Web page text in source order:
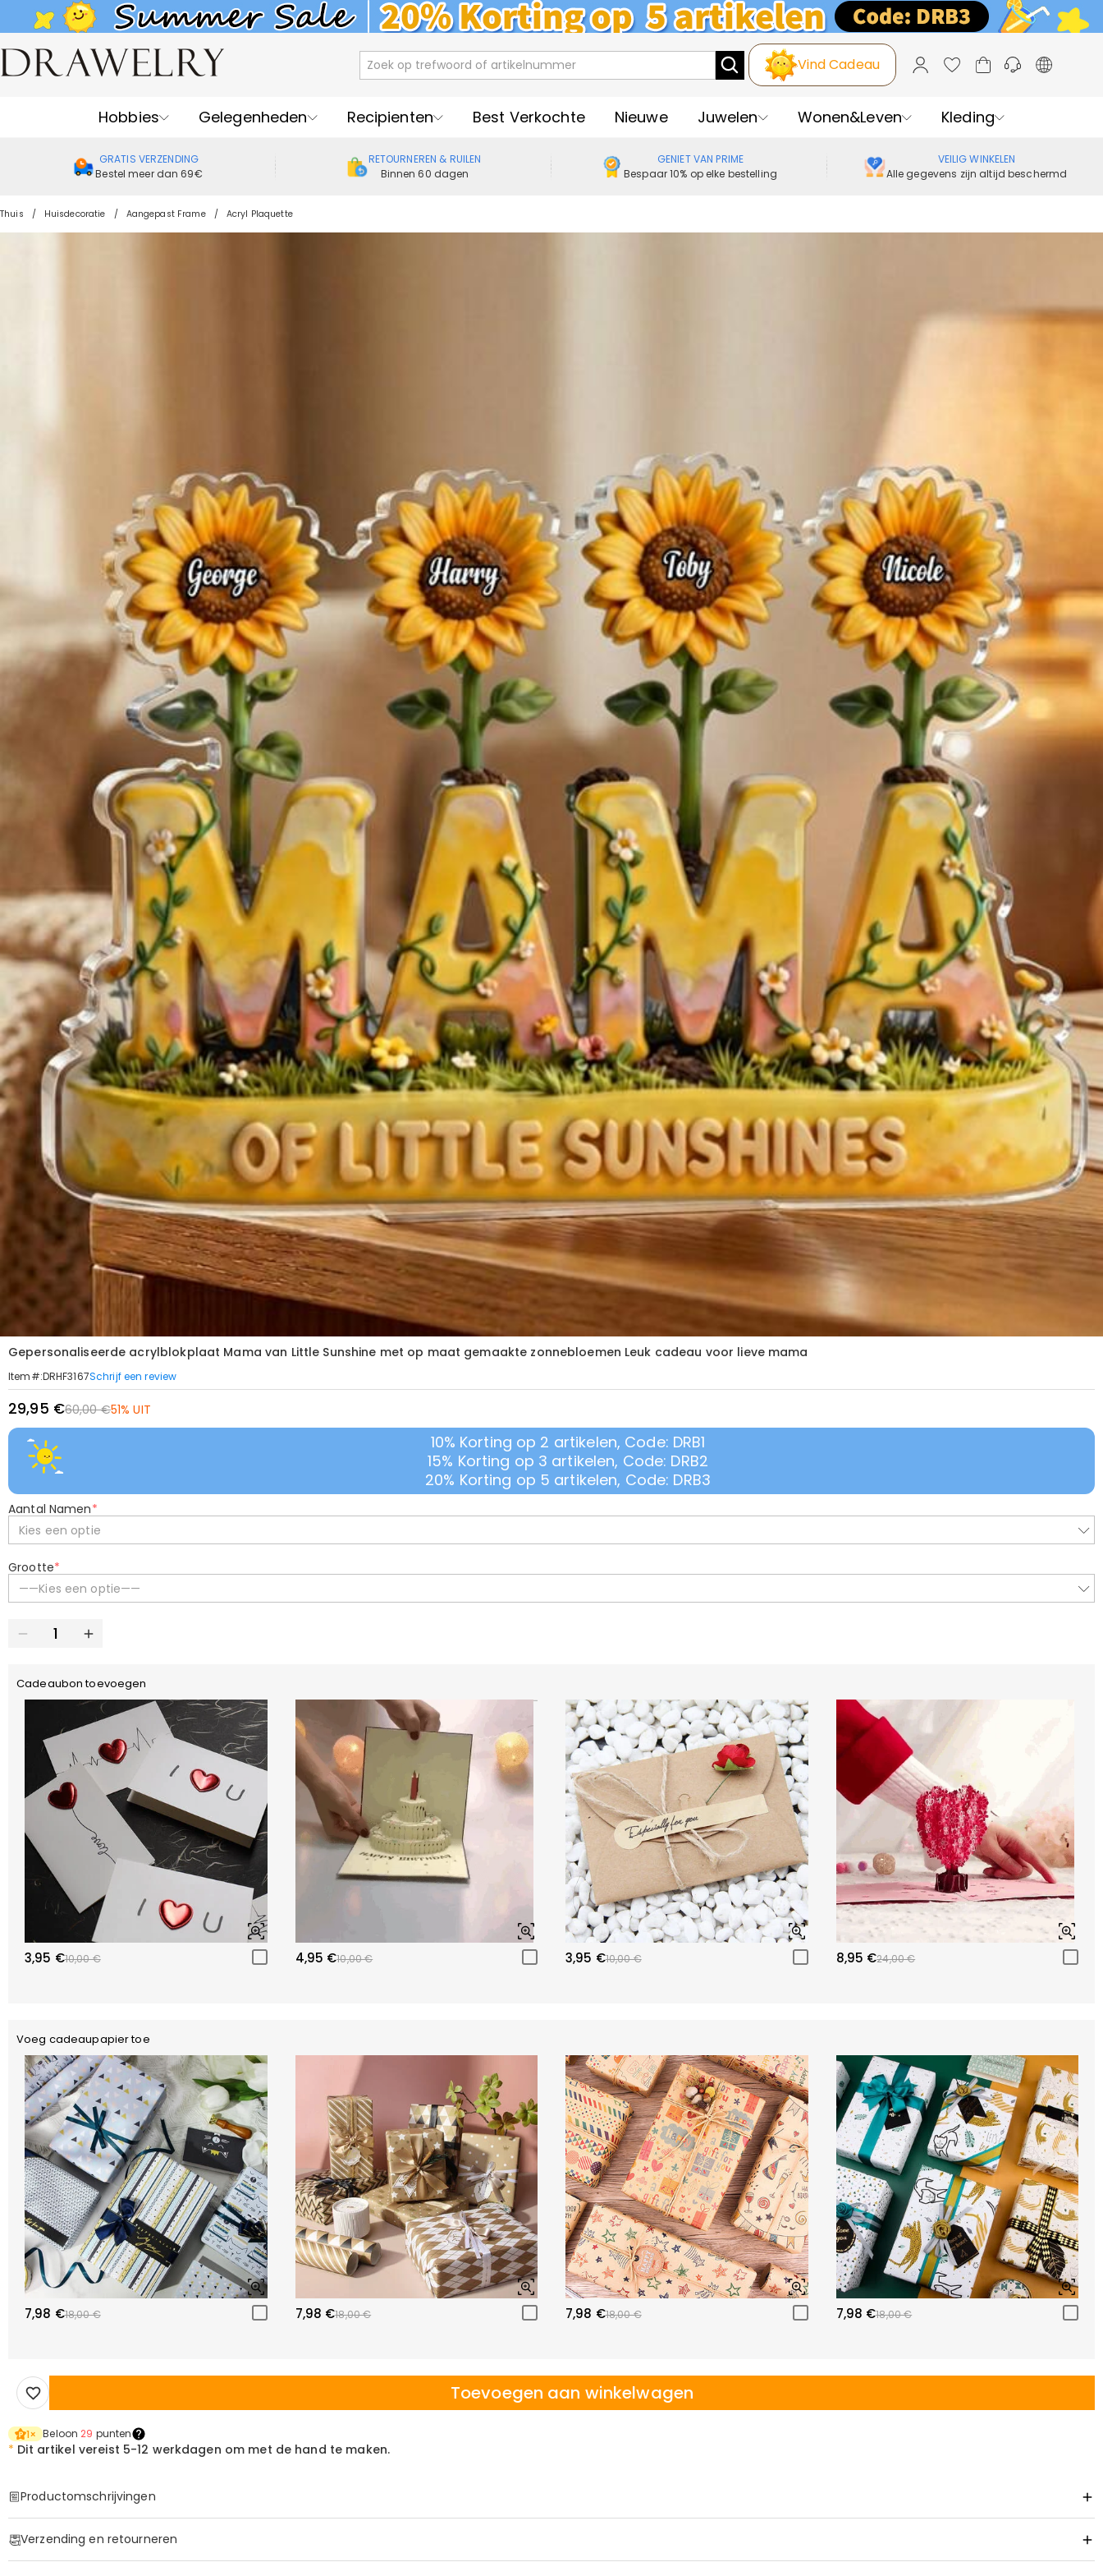
Vind Cadeau
Hobbies Gelegenheden Recipienten Best Verkochte Nieuwe Juwelen Wonen&Leven Kleding
GRATIS VERZENDING
Bestel meer dan 69€
RETOURNEREN & RUILEN
Binnen 60 dagen
GENIET VAN PRIME
Bespaar 10% op elke bestelling
VEILIG WINKELEN
Alle gegevens zijn altijd beschermd
Thuis Huisdecoratie Aangepast Frame Acryl Plaquette
Gepersonaliseerde acrylblokplaat Mama van Little Sunshine met op maat gemaakte zonnebloemen Leuk cadeau voor lieve mama
Item#:DRHF3167Schrijf een review
29,95 €60,00 €51% UIT
10% Korting op 2 artikelen, Code: DRB1
15% Korting op 3 artikelen, Code: DRB2
20% Korting op 5 artikelen, Code: DRB3
Aantal Namen*
Kies een optie
Grootte*
——Kies een optie——
Cadeaubon toevoegen
3,95 €10,00 € 4,95 €10,00 € 3,95 €10,00 € 8,95 €24,00 €
Voeg cadeaupapier toe
7,98 €18,00 € 7,98 €18,00 € 7,98 €18,00 € 7,98 €18,00 €
Toevoegen aan winkelwagen
1× Beloon 29 punten
* Dit artikel vereist 5-12 werkdagen om met de hand te maken.
Productomschrijvingen
Basis Informatie
Materiaal:Acryl
Verzending en retourneren